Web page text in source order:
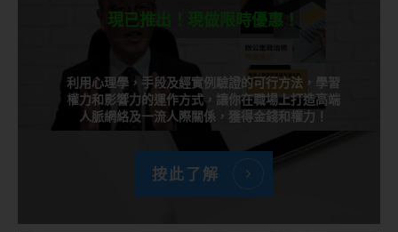
現已推出！現做限時優惠！
利用心理學，手段及經實例驗證的可行方法，學習
權力和影響力的運作方式，讓你在職場上打造高端
人脈網絡及一流人際關係，獲得金錢和權力！
按此了解